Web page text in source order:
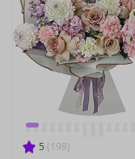
5 (198)